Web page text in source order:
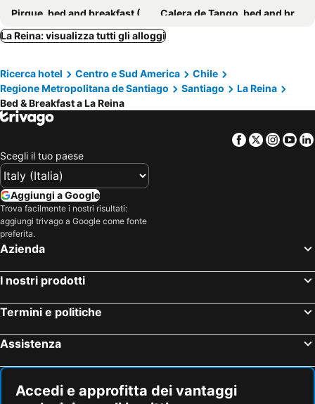
Pirque, bed and breakfast (B and B)
Calera de Tango, bed and breakfast (B and B)
Lampa, bed and breakfast (B and B)
Tiltil, bed and breakfast (B and B)
La Reina: visualizza tutti gli alloggi
Ricerca hotel Centro e Sud America
Chile
Regione Metropolitana de Santiago
Santiago
La Reina
Bed & Breakfast a La Reina
Facebook
Twitter
Scegli il tuo paese
Aggiungi a Google
Trova facilmente i nostri risultati:
aggiungi trivago a Google come fonte
preferita.
Azienda
I nostri prodotti
Termini e politiche
Assistenza
Accedi e approfitta dei vantaggi